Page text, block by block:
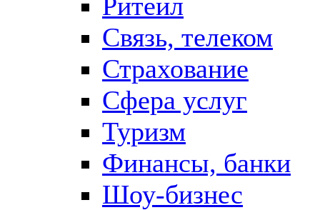
Связь, телеком
Страхование
Сфера услуг
Туризм
Финансы, банки
Шоу-бизнес